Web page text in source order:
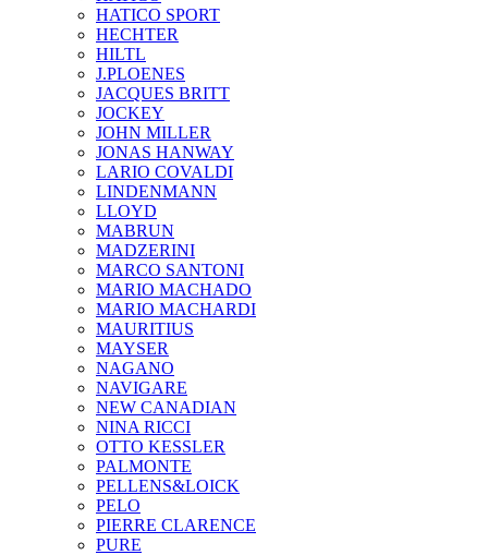
HATICO SPORT
HECHTER
HILTL
J.PLOENES
JAСQUES BRITT
JOCKEY
JOHN MILLER
JONAS HANWAY
LARIO COVALDI
LINDENMANN
LLOYD
MABRUN
MADZERINI
MARCO SANTONI
MARIO MACHADO
MARIO MACHARDI
MAURITIUS
MAYSER
NAGANO
NAVIGARE
NEW CANADIAN
NINA RICCI
OTTO KESSLER
PALMONTE
PELLENS&LOICK
PELO
PIERRE CLARENCE
PURE